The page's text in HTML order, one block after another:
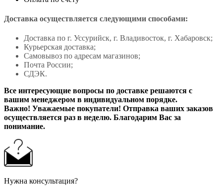
Доставка осуществляется следующими способами:
Доставка по г. Уссурийск, г. Владивосток, г. Хабаровск;
Курьерская доставка;
Самовывоз по адресам магазинов;
Почта России;
СДЭК.
Все интересующие вопросы по доставке решаются с
вашим менеджером в индивидуальном порядке.
Важно! Уважаемые покупатели! Отправка ваших заказов
осуществляется раз в неделю. Благодарим Вас за
понимание.
Нужна консультация?